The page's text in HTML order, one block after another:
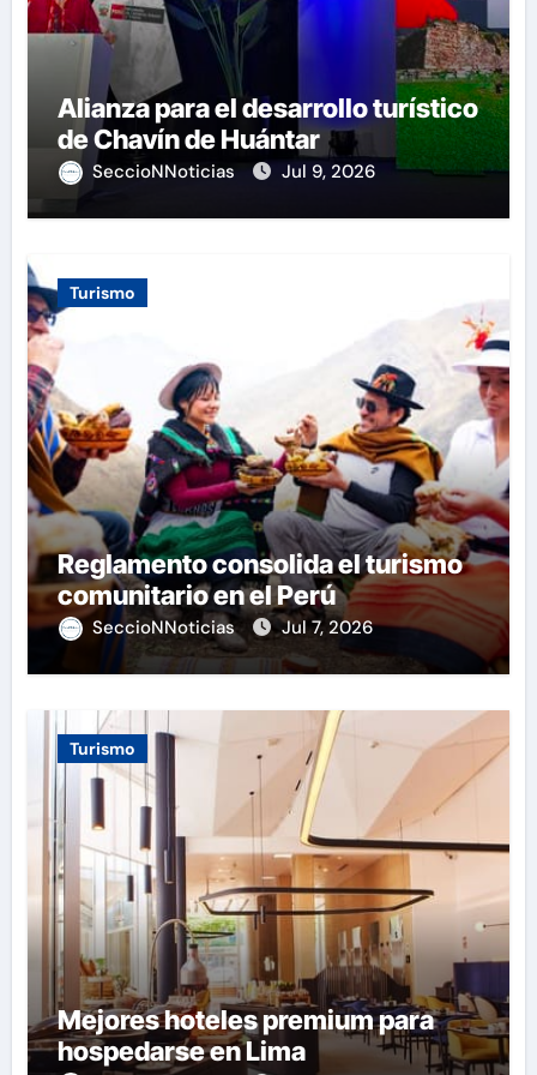
Alianza para el desarrollo turístico
de Chavín de Huántar
SeccioNNoticias Jul 9, 2026
Turismo
Reglamento consolida el turismo
comunitario en el Perú
SeccioNNoticias Jul 7, 2026
Turismo
Mejores hoteles premium para
hospedarse en Lima